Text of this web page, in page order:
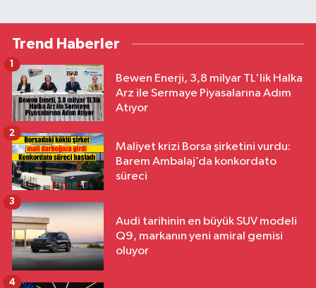
Trend Haberler
Bewen Enerji, 3,8 milyar TL'lik Halka
Arz ile Sermaye Piyasalarına Adım
Atıyor
1
Maliyet krizi Borsa şirketini vurdu:
Barem Ambalaj’da konkordato
süreci
2
Audi tarihinin en büyük SUV modeli
Q9, markanın yeni amiral gemisi
oluyor
3
4